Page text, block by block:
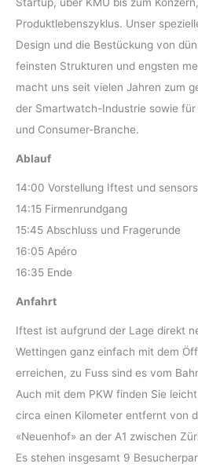
Startup, über KMU bis zum
Produktlebenszyklus. Unser
Design und die Bestückung von
feinsten Strukturen und engsten
macht uns seit vielen Jahren zum
der Smartwatch-Industrie sowie für
und Consumer-Branche.
Ablauf
14:00 Vorstellung Iftest und
14:15 Firmenrundgang
15:45 Abschluss und Fragerunde
16:05 Apéro
16:35 Ende
Anfahrt
Iftest ist aufgrund der Lage direkt
Wettingen ganz einfach mit dem
erreichen, zu Fuss sind es vom
Auch mit dem PKW finden Sie
circa einen Kilometer entfernt von
«Neuenhof» an der A1 zwischen
Es stehen insgesamt 9